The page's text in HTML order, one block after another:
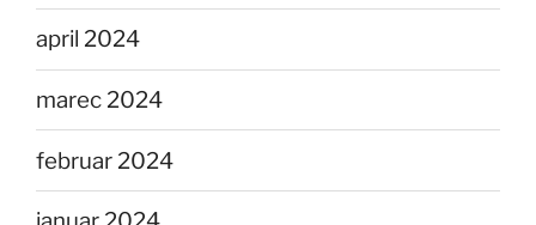
april 2024
marec 2024
februar 2024